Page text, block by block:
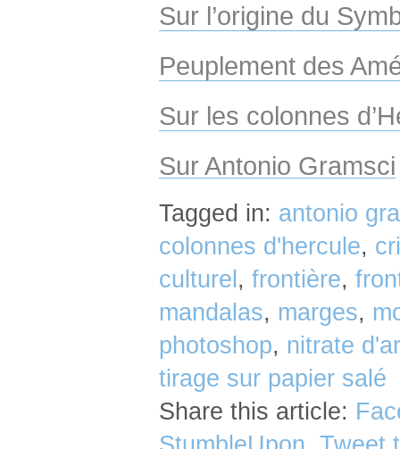
Sur l’origine du
Peuplement des
Sur les colonnes
Sur Antonio Gramsci
Tagged in: antonio
colonnes d'hercule,
culturel , frontière,
mandalas, marges,
photoshop, nitrate
tirage sur papier salé
Share this article: